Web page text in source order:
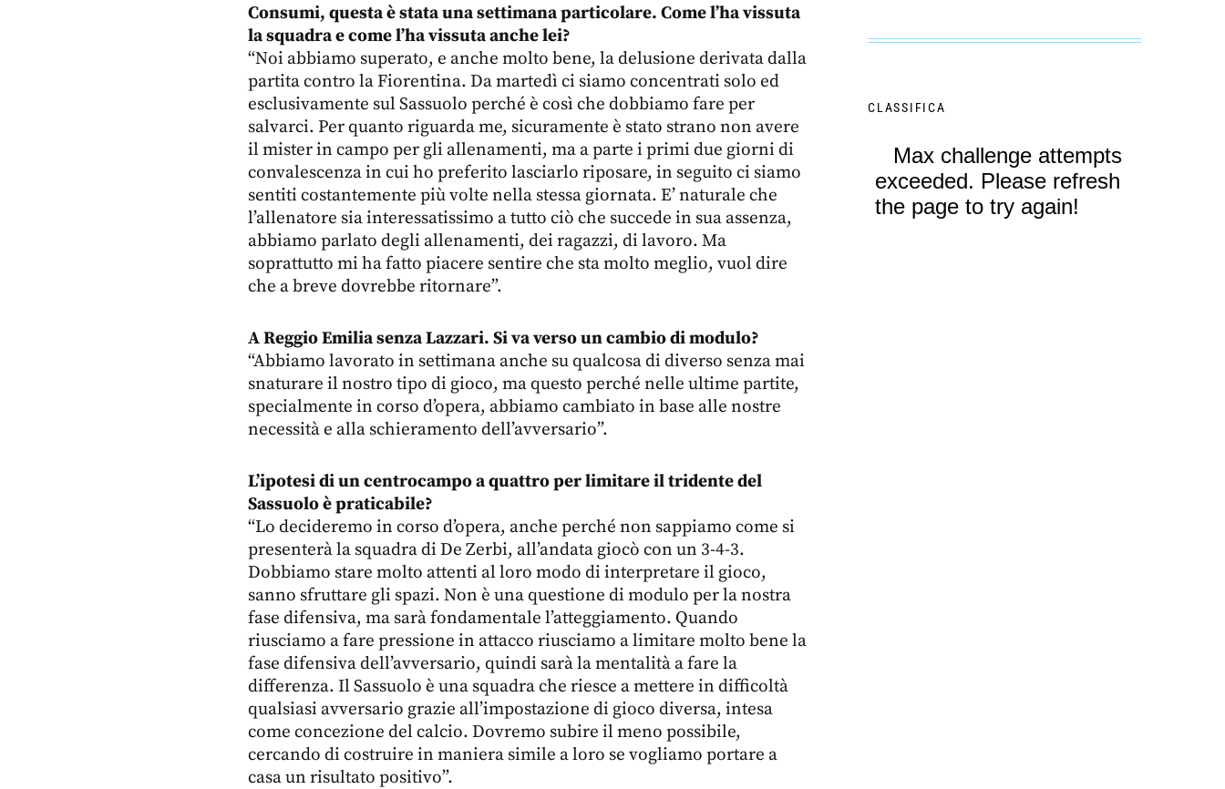
Consumi, questa è stata una settimana particolare. Come l’ha vissuta
la squadra e come l’ha vissuta anche lei?
“Noi abbiamo superato, e anche molto bene, la delusione derivata dalla
partita contro la Fiorentina. Da martedì ci siamo concentrati solo ed
esclusivamente sul Sassuolo perché è così che dobbiamo fare per
salvarci. Per quanto riguarda me, sicuramente è stato strano non avere
il mister in campo per gli allenamenti, ma a parte i primi due giorni di
convalescenza in cui ho preferito lasciarlo riposare, in seguito ci siamo
sentiti costantemente più volte nella stessa giornata. E’ naturale che
l’allenatore sia interessatissimo a tutto ciò che succede in sua assenza,
abbiamo parlato degli allenamenti, dei ragazzi, di lavoro. Ma
soprattutto mi ha fatto piacere sentire che sta molto meglio, vuol dire
che a breve dovrebbe ritornare”.
A Reggio Emilia senza Lazzari. Si va verso un cambio di modulo?
“Abbiamo lavorato in settimana anche su qualcosa di diverso senza mai
snaturare il nostro tipo di gioco, ma questo perché nelle ultime partite,
specialmente in corso d’opera, abbiamo cambiato in base alle nostre
necessità e alla schieramento dell’avversario”.
L’ipotesi di un centrocampo a quattro per limitare il tridente del
Sassuolo è praticabile?
“Lo decideremo in corso d’opera, anche perché non sappiamo come si
presenterà la squadra di De Zerbi, all’andata giocò con un 3-4-3.
Dobbiamo stare molto attenti al loro modo di interpretare il gioco,
sanno sfruttare gli spazi. Non è una questione di modulo per la nostra
fase difensiva, ma sarà fondamentale l’atteggiamento. Quando
riusciamo a fare pressione in attacco riusciamo a limitare molto bene la
fase difensiva dell’avversario, quindi sarà la mentalità a fare la
differenza. Il Sassuolo è una squadra che riesce a mettere in difficoltà
qualsiasi avversario grazie all’impostazione di gioco diversa, intesa
come concezione del calcio. Dovremo subire il meno possibile,
cercando di costruire in maniera simile a loro se vogliamo portare a
casa un risultato positivo”.
CLASSIFICA